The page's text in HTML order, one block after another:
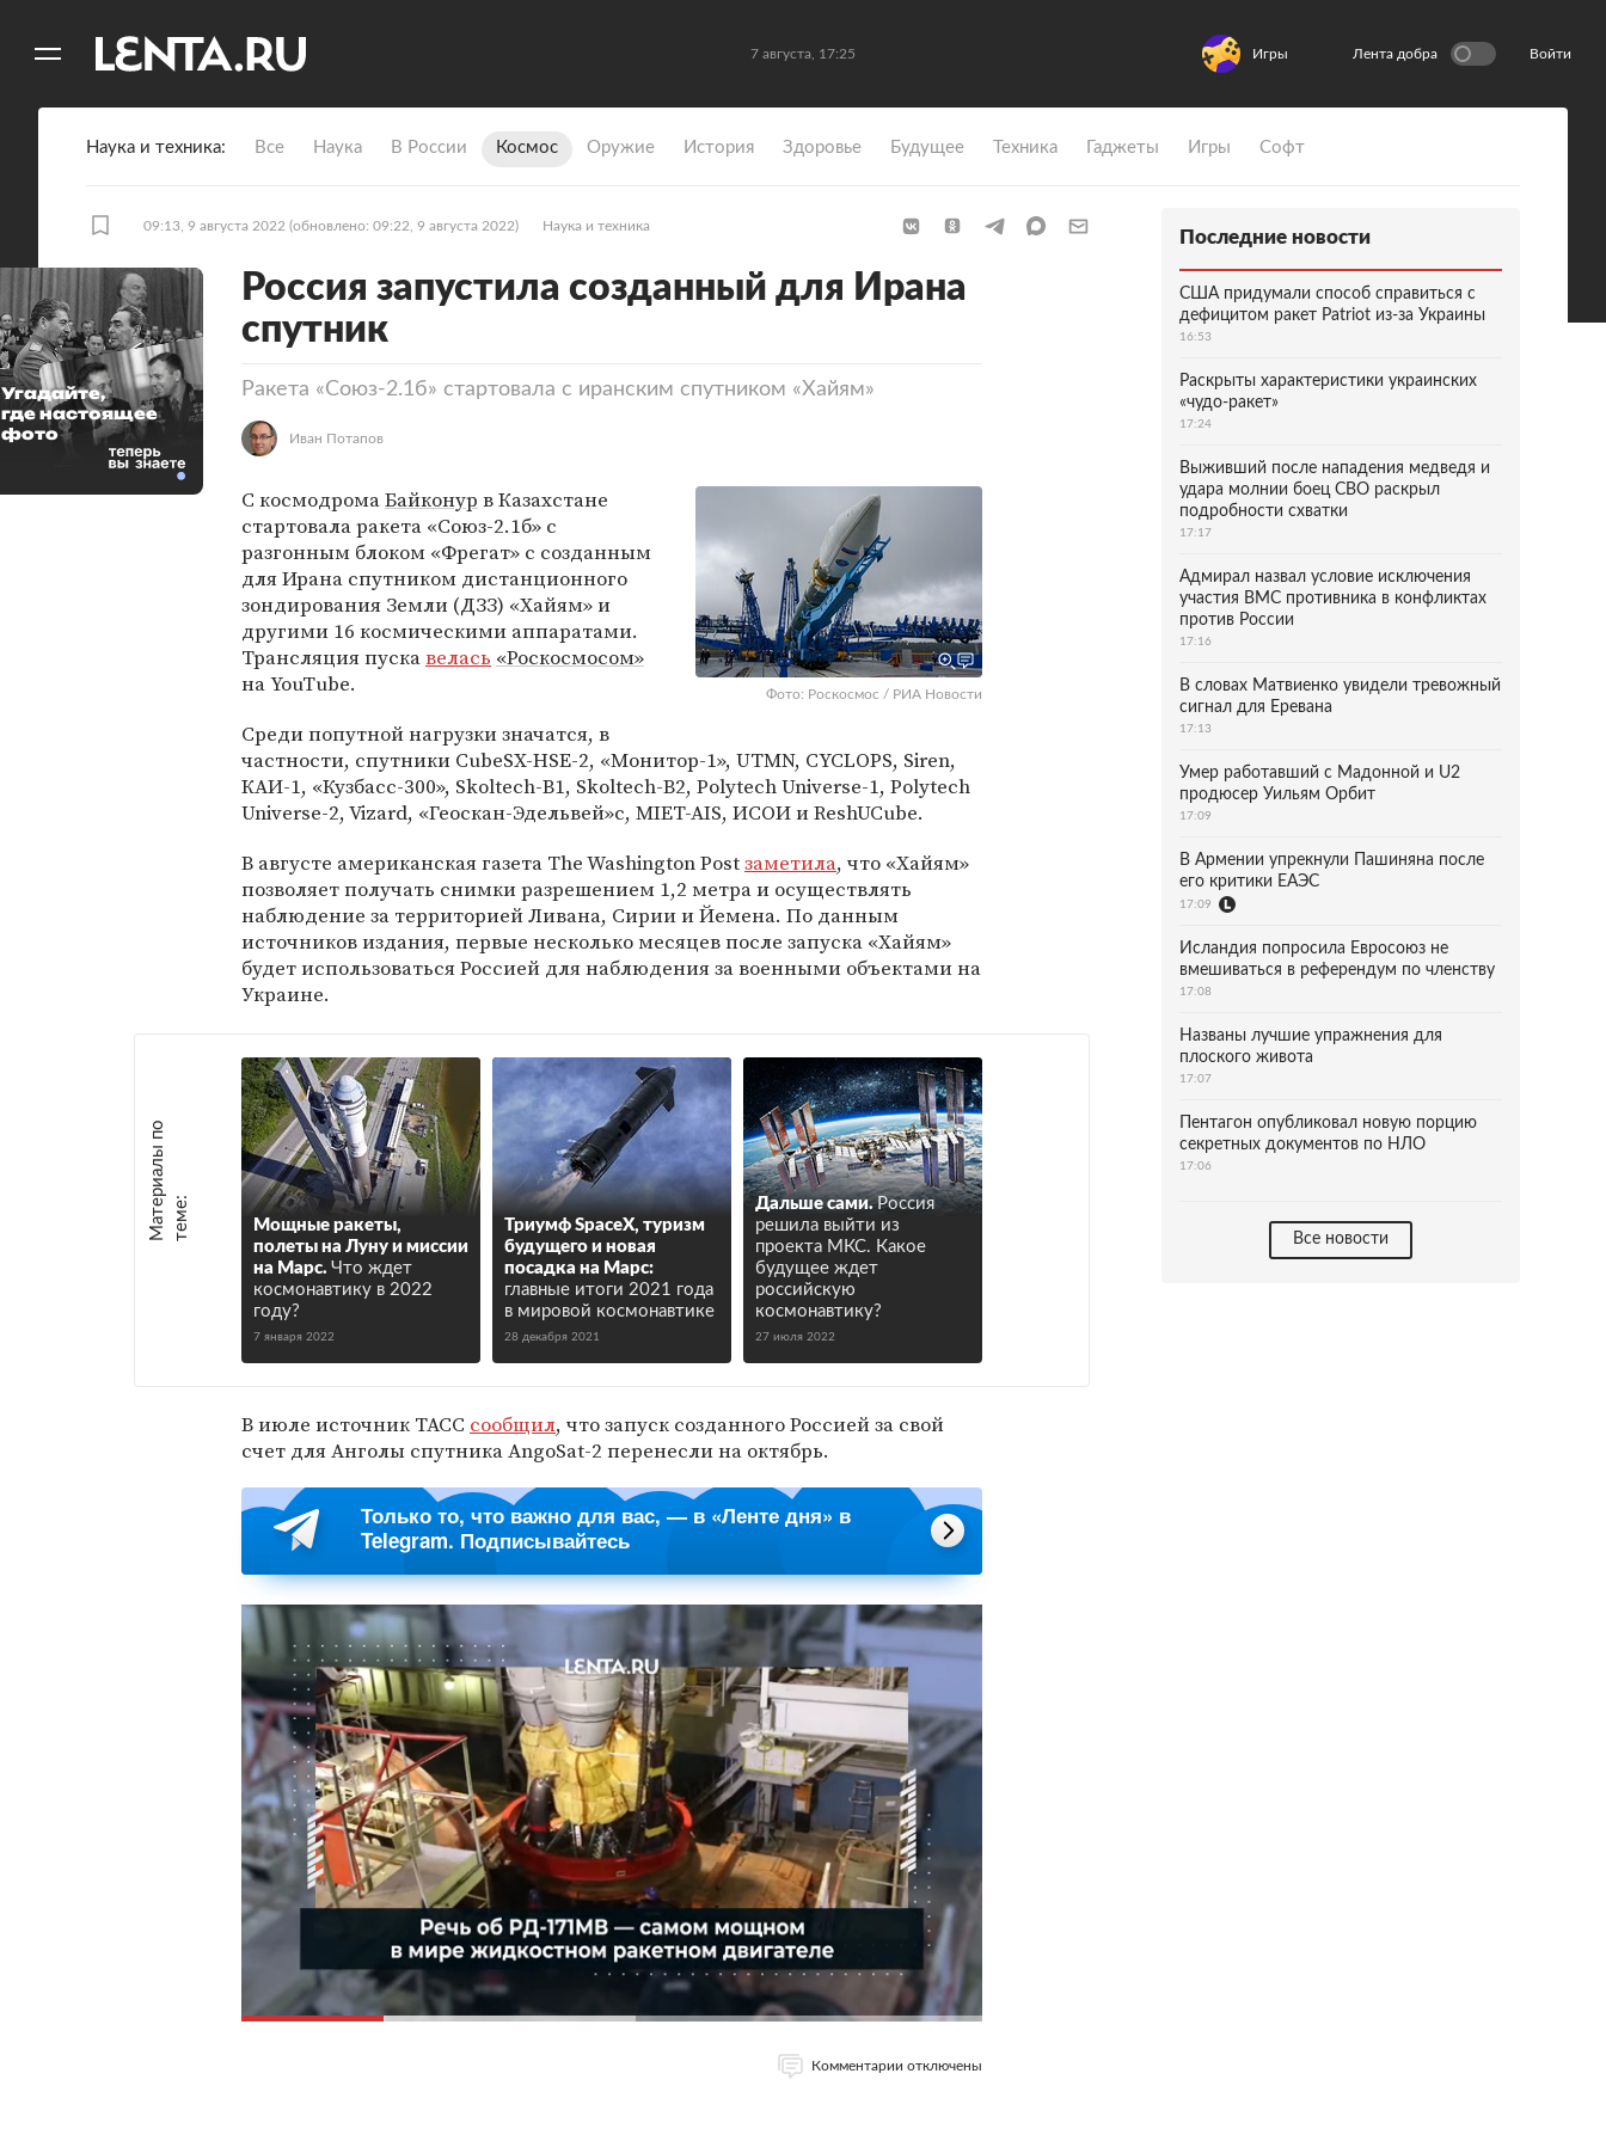
7 августа, 17:25 Игры Лента добра Войти
Наука и техника Все Наука В России Космос Оружие История Здоровье Будущее Техника Гаджеты Игры Софт
09:13, 9 августа 2022 (обновлено: 09:22, 9 августа 2022) Наука и техника
Россия запустила созданный для Ирана
спутник
Ракета «Союз-2.1б» стартовала с иранским спутником «Хайям»
Иван Потапов
Фото: Роскосмос / РИА Новости
С космодромаБайконур в Казахстане
стартовала ракета «Союз-2.1б» с
разгонным блоком «Фрегат» с созданным
для Ирана спутником дистанционного
зондирования Земли (ДЗЗ) «Хайям» и
другими 16 космическими аппаратами.
Трансляция пускавелась «Роскосмосом»
на YouTube.
Среди попутной нагрузки значатся, в
частности, спутники CubeSX-HSE-2, «Монитор-1», UTMN, CYCLOPS, Siren,
КАИ-1, «Кузбасс-300», Skoltech-B1, Skoltech-B2, Polytech Universe-1, Polytech
Universe-2, Vizard, «Геоскан-Эдельвей»с, MIET-AIS, ИСОИ и ReshUCube.
В августе американская газета The Washington Postзаметила, что «Хайям»
позволяет получать снимки разрешением 1,2 метра и осуществлять
наблюдение за территорией Ливана, Сирии и Йемена. По данным
источников издания, первые несколько месяцев после запуска «Хайям»
будет использоваться Россией для наблюдения за военными объектами на
Украине.
М
а
т е
р
и
а
л
ы
п
о
т
е
м
е :
Мощные ракеты,
полеты на Луну и миссии
на Марс. Что ждет
космонавтику в 2022
году?
7 января 2022
Триумф SpaceX, туризм
будущего и новая
посадка на Марс:
главные итоги 2021 года
в мировой космонавтике
28 декабря 2021
Дальше сами. Россия
решила выйти из
проекта МКС. Какое
будущее ждет
российскую
космонавтику?
27 июля 2022
В июле источник ТАСС сообщил, что запуск созданного Россией за свой
счет для Анголы спутника AngoSat-2 перенесли на октябрь.
Только то, что важно для вас, — в «Ленте дня» в
Telegram. Подписывайтесь
Комментарии отключены
Угадайте,
где настоящее
фото
Последние новости
США придумали способ справиться с
дефицитом ракет Patriot из-за Украины
16:53
Раскрыты характеристики украинских
«чудо-ракет»
17:24
Выживший после нападения медведя и
удара молнии боец СВО раскрыл
подробности схватки
17:17
Адмирал назвал условие исключения
участия ВМС противника в конфликтах
против России
17:16
В словах Матвиенко увидели тревожный
сигнал для Еревана
17:13
Умер работавший с Мадонной и U2
продюсер Уильям Орбит
17:09
В Армении упрекнули Пашиняна после
его критики ЕАЭС
17:09
Исландия попросила Евросоюз не
вмешиваться в референдум по членству
17:08
Названы лучшие упражнения для
плоского живота
17:07
Пентагон опубликовал новую порцию
секретных документов по НЛО
17:06
Все новости